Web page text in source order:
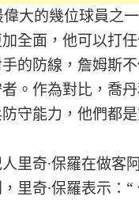
大的幾位球員之
全面，他可以打
的防線，詹姆斯
。作為對比，喬
守能力，他們都
里奇·保羅在做客
里奇·保羅表示：